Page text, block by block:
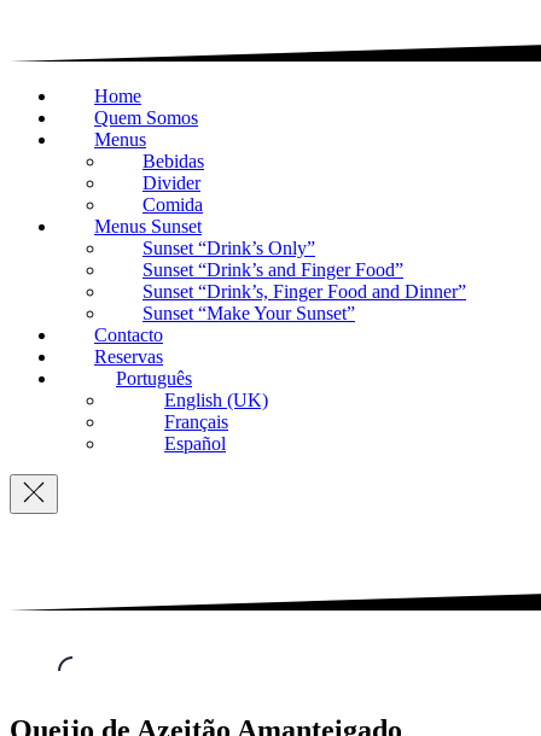
Home
Quem Somos
Menus
Bebidas
Divider
Comida
Menus Sunset
Sunset “Drink’s Only”
Sunset “Drink’s and Finger Food”
Sunset “Drink’s, Finger Food and Dinner”
Sunset “Make Your Sunset”
Contacto
Reservas
Português
English (UK)
Français
Español
Navigation
Queijo de Azeitão Amanteigado